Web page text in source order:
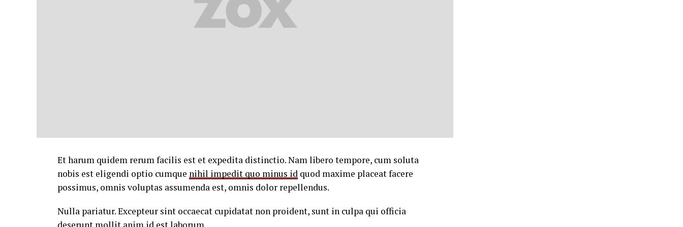
Et harum quidem rerum facilis est et expedita distinctio. Nam libero tempore, cum soluta
nobis est eligendi optio cumque nihil impedit quo minus id quod maxime placeat facere
possimus, omnis voluptas assumenda est, omnis dolor repellendus.
Nulla pariatur. Excepteur sint occaecat cupidatat non proident, sunt in culpa qui officia